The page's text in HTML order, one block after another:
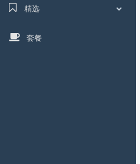
精选
套餐